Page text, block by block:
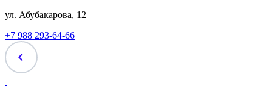
ул. Абубакарова, 12
+7 988 293-64-66